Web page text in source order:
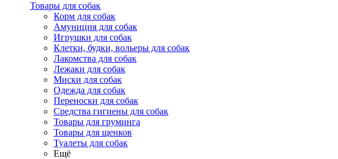
Товары для собак
Корм для собак
Амуниция для собак
Игрушки для собак
Клетки, будки, вольеры для собак
Лакомства для собак
Лежаки для собак
Миски для собак
Одежда для собак
Переноски для собак
Средства гигиены для собак
Товары для груминга
Товары для щенков
Туалеты для собак
Ещё